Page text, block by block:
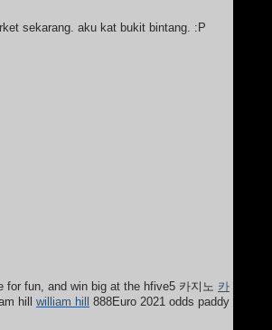
sekarang. aku kat bukit bintang. :P
for fun, and win big at the hfive5 카지노 카
hill william hill 888Euro 2021 odds paddy